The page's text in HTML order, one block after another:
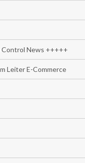
News +++++
Leiter E-Commerce